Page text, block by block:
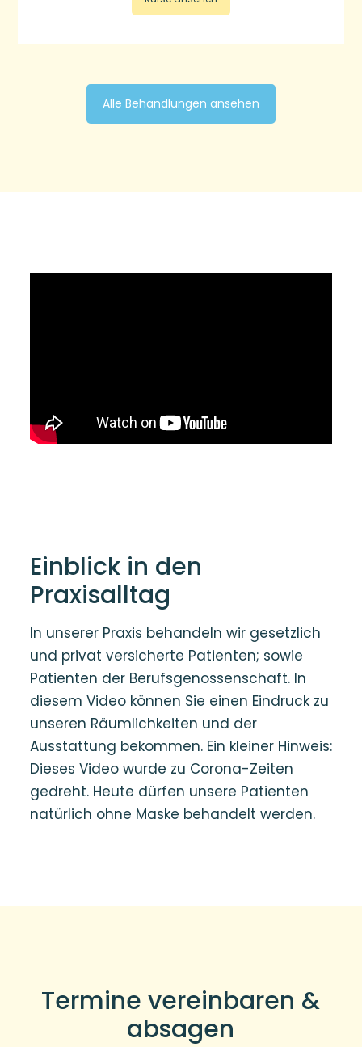
Alle Behandlungen ansehen
Einblick in den
Praxisalltag
In unserer Praxis behandeln wir gesetzlich
und privat versicherte Patienten; sowie
Patienten der Berufsgenossenschaft. In
diesem Video können Sie einen Eindruck zu
unseren Räumlichkeiten und der
Ausstattung bekommen. Ein kleiner Hinweis:
Dieses Video wurde zu Corona-Zeiten
gedreht. Heute dürfen unsere Patienten
natürlich ohne Maske behandelt werden.
Termine vereinbaren &
absagen